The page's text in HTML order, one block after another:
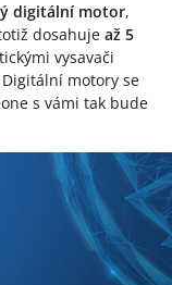
digitální motor,
dosahuje až 5
vysavači
motory se
s vámi tak bude